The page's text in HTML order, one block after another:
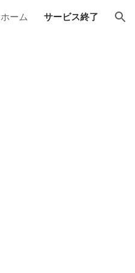
ホーム サービス終了